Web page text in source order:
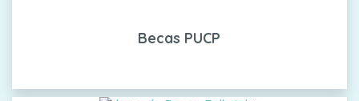
Becas PUCP